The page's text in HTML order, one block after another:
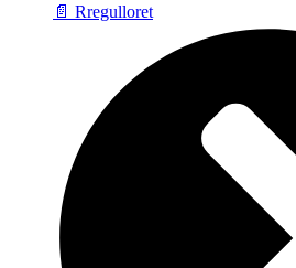
📄 Rregulloret